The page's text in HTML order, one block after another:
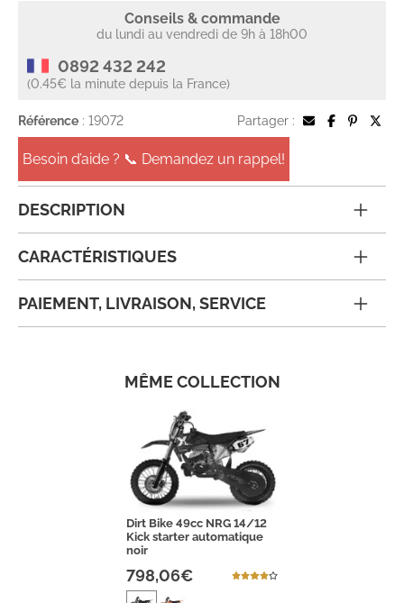
Conseils & commande
du lundi au vendredi de 9h à 18h00
0892 432 242
(0.45€ la minute depuis la France)
Référence : 19072 Partager :
Besoin d’aide ? 📞 Demandez un rappel!
DESCRIPTION
CARACTÉRISTIQUES
PAIEMENT, LIVRAISON, SERVICE
MÊME COLLECTION
Dirt Bike 49cc NRG 14/12
Kick starter automatique
noir
798,06€